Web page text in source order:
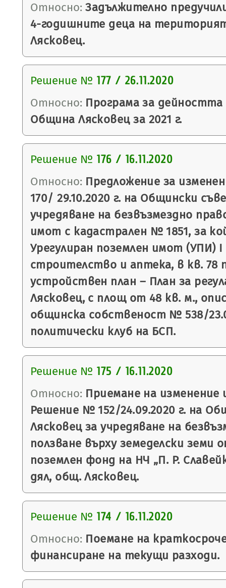
Относно: Задължително
4-годишните деца на
Лясковец.
Решение № 177 / 26.11.2020
Относно: Програма за
Община Лясковец за 2021 г.
Решение № 176 / 16.11.2020
Относно: Предложение за
170/ 29.10.2020 г. на Общински
учредяване на безвъзмездно
имот с кадастрален № 1851, за
Урегулиран поземлен имот (УПИ)
строителство и аптека, в кв. 78
устройствен план – План за
Лясковец, с площ от 48 кв. м.,
общинска собственост № 538/
политически клуб на БСП.
Решение № 175 / 16.11.2020
Относно: Приемане на изменение
Решение № 152/24.09.2020 г. на
Лясковец за учредяване на
ползване върху земеделски земи
поземлен фонд на НЧ „П. Р.
дял, общ. Лясковец.
Решение № 174 / 16.11.2020
Относно: Поемане на
финансиране на текущи разходи.